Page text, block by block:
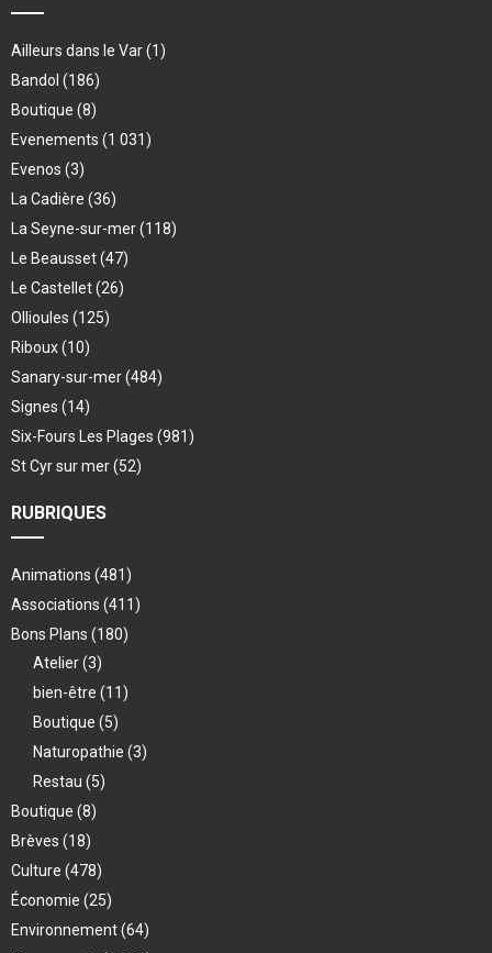
Ailleurs dans le Var(1)
Bandol (186)
Boutique (8)
Evenements (1 031)
Evenos (3)
La Cadière (36)
La Seyne-sur-mer(118)
Le Beausset(47)
Le Castellet(26)
Ollioules (125)
Riboux(10)
Sanary-sur-mer(484)
Signes (14)
Six-Fours Les Plages (981)
St Cyr sur mer(52)
RUBRIQUES
Animations (481)
Associations (411)
Bons Plans (180)
Atelier(3)
bien-être (11)
Boutique (5)
Naturopathie (3)
Restau (5)
Boutique (8)
Brèves (18)
Culture (478)
Économie (25)
Environnement(64)